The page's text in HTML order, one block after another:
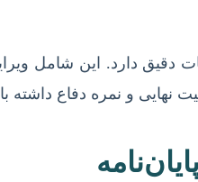
دقیق دارد. این
نهایی و نمره دفاع داشته